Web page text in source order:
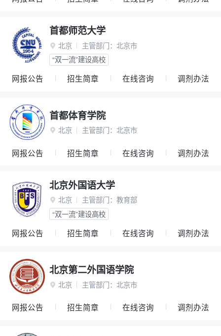
首都师范大学
 北京 主管部门： 北京市
“双一流”建设高校
网报公告 招生简章 在线咨询 调剂办法
首都体育学院
 北京 主管部门： 北京市
网报公告 招生简章 在线咨询 调剂办法
北京外国语大学
 北京 主管部门： 教育部
“双一流”建设高校
网报公告 招生简章 在线咨询 调剂办法
北京第二外国语学院
 北京 主管部门： 北京市
网报公告 招生简章 在线咨询 调剂办法